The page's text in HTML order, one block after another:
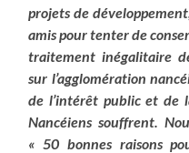
projets de
amis pour tenter de
traitement inégalitaire
sur l’agglomération
de l’intérêt public et de
Nancéiens souffrent.
« 50 bonnes raisons